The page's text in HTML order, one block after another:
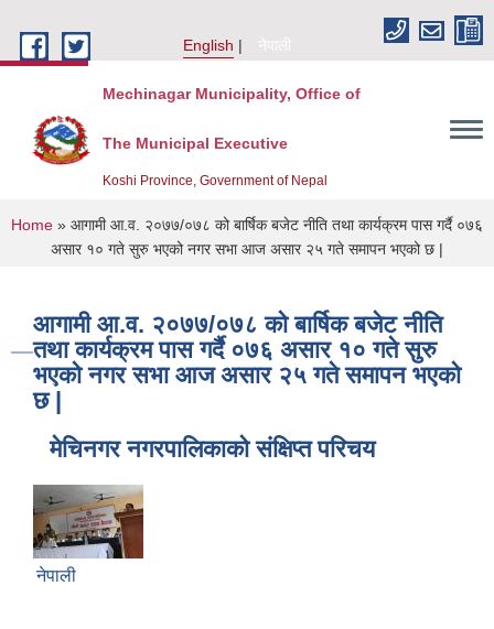
English
नेपाली
Mechinagar Municipality, Office of
The Municipal Executive
Koshi Province, Government of Nepal
You are here
Home » आगामी आ.व. २०७७/०७८ को बार्षिक बजेट नीति तथा कार्यक्रम पास गर्दै ०७६
असार १० गते सुरु भएको नगर सभा आज असार २५ गते समापन भएको छ |
आगामी आ.व. २०७७/०७८ को बार्षिक बजेट नीति
तथा कार्यक्रम पास गर्दै ०७६ असार १० गते सुरु
भएको नगर सभा आज असार २५ गते समापन भएको
छ |
मेचिनगर नगरपालिकाको संक्षिप्‍त परिचय
नेपाली